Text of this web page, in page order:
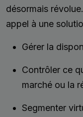
désormais
appel à une
Gérer la
Contrôler ce
marché ou la
Segmenter